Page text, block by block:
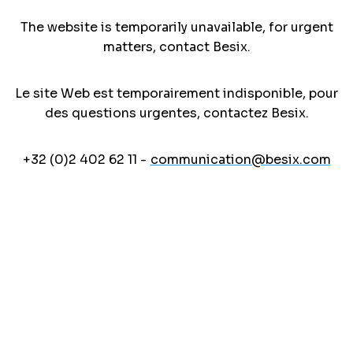
The website is temporarily unavailable, for urgent
matters, contact Besix.
Le site Web est temporairement indisponible, pour
des questions urgentes, contactez Besix.
+32 (0)2 402 62 11 - communication@besix.com